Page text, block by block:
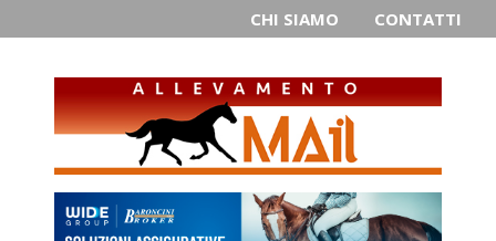
CHI SIAMO CONTATTI